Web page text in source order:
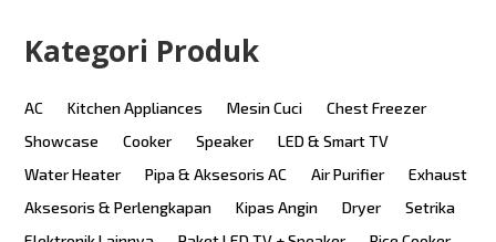
Kategori Produk
AC Kitchen Appliances Mesin Cuci
Chest Freezer
Showcase
Cooker Speaker
LED & Smart TV
Water Heater
Pipa & Aksesoris AC Air Purifier
Exhaust
Aksesoris & Perlengkapan
Kipas Angin Dryer
Setrika